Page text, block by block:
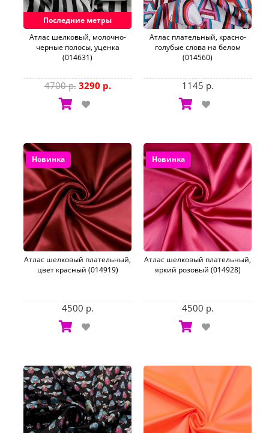
Последние метры
Aтлас шелковый, молочно-
черные полосы, уценка
(014631)
4700 р. 3290 р.
Атлас плательный, красно-
голубые слова на белом
(014560)
1145 р.
Новинка
Атлас шелковый плательный,
цвет красный (014919)
4500 р.
Новинка
Атлас шелковый плательный,
яркий розовый (014928)
4500 р.